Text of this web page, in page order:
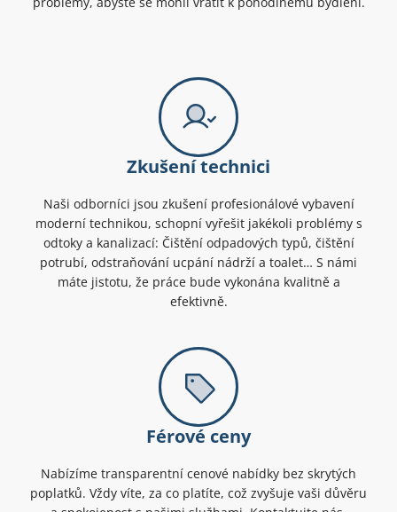
Zkušení technici
Naši odborníci jsou zkušení profesionálové vybavení
moderní technikou, schopní vyřešit jakékoli problémy s
odtoky a kanalizací: Čištění odpadových typů, čištění
potrubí, odstraňování ucpání nádrží a toalet… S námi
máte jistotu, že práce bude vykonána kvalitně a
efektivně.
Férové ceny
Nabízíme transparentní cenové nabídky bez skrytých
poplatků. Vždy víte, za co platíte, což zvyšuje vaši důvěru